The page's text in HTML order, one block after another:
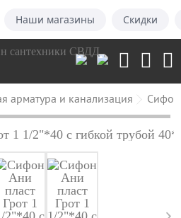
Наши магазины Скидки
арматура и канализация